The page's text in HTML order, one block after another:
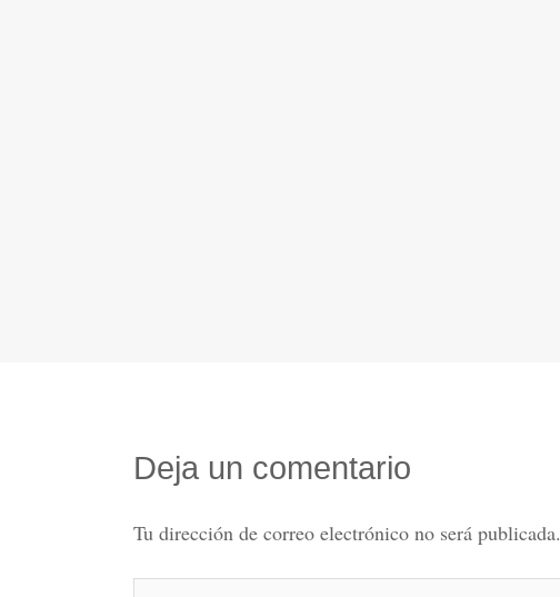
Deja un comentario
Tu dirección de correo electrónico no será publicada.